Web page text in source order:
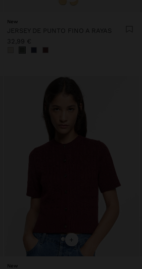
New
JERSEY DE PUNTO FINO A RAYAS
32,99 €
+
New